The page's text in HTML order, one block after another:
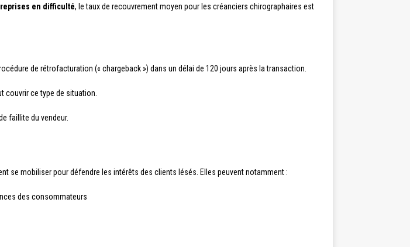
en difficulté, le taux de recouvrement moyen pour les créanciers chirographaires est
de rétrofacturation (« chargeback ») dans un délai de 120 jours après la transaction.
couvrir ce type de situation.
faillite du vendeur.
se mobiliser pour défendre les intérêts des clients lésés. Elles peuvent notamment :
des consommateurs